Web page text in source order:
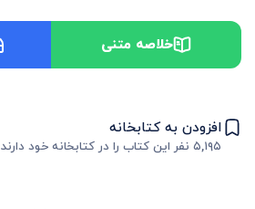
خلاصه متنی
افزودن به کتابخانه
۵,۱۹۵ نفر این کتاب را در کتابخانه خود دارند